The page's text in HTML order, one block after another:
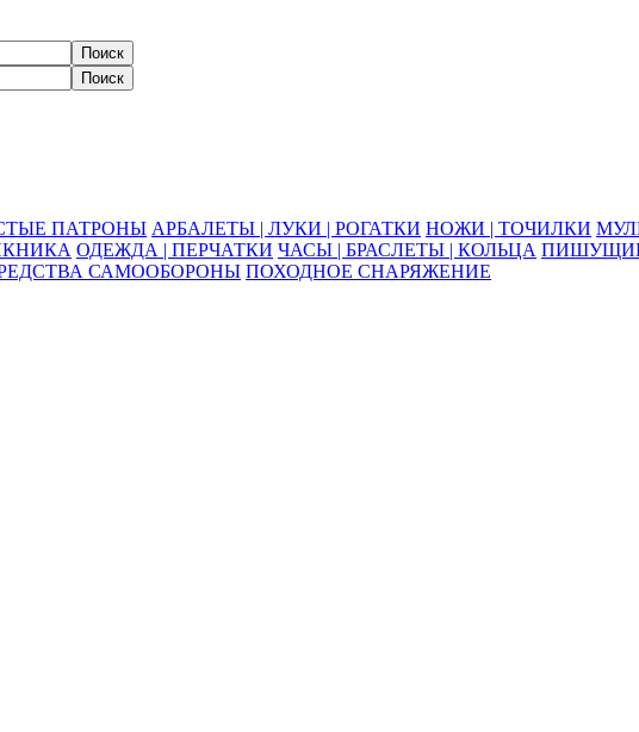
ПАТРОНЫ АРБАЛЕТЫ | ЛУКИ | РОГАТКИ НОЖИ | ТОЧИЛКИ
ОДЕЖДА | ПЕРЧАТКИ ЧАСЫ | БРАСЛЕТЫ | КОЛЬЦА
САМООБОРОНЫ ПОХОДНОЕ СНАРЯЖЕНИЕ